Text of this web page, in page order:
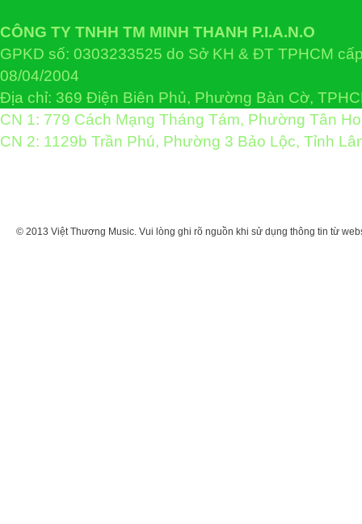
CÔNG TY TNHH TM MINH THANH P.I.A.N.O
GPKD số: 0303233525 do Sở KH & ĐT TPHCM
08/04/2004
Địa chỉ: 369 Điện Biên Phủ, Phường Bàn Cờ,
CN 1: 779 Cách Mạng Tháng Tám, Phường Tân
CN 2: 1129b Trần Phú, Phường 3 Bảo Lộc, Tỉnh
© 2013 Việt Thương Music. Vui lòng ghi rõ nguồn khi sử dụng thông tin từ